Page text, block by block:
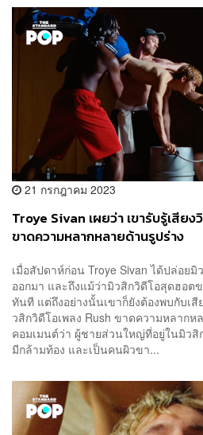
21 กรกฎาคม 2023
Troye Sivan เผยว่า เขารับรู้เสีย
ขาดความหลากหลายด้านรูปร่าง
เมื่อสัปดาห์ก่อน Troye Sivan ได้ปล่อยมิ
ออกมา และถึงแม้ว่ามิวสิกวิดีโอสุดฮอต
ทันที แต่ถึงอย่างนั้นเขาก็ยังต้องพบกับเ
วสิกวิดีโอเพลง Rush ขาดความหลาก
คอมเมนต์ว่า ผู้ชายส่วนใหญ่ที่อยู่ในมิวสิ
มีกล้ามท้อง และเป็นคนผิวขา...